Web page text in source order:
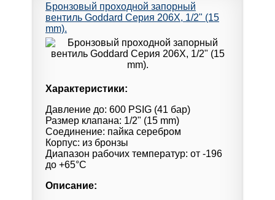
Бронзовый проходной запорный
вентиль Goddard Серия 206X, 1/2" (15
mm).
Характеристики:
Давление до: 600 PSIG (41 бар)
Размер клапана: 1/2" (15 mm)
Соединение: пайка серебром
Корпус: из бронзы
Диапазон рабочих температур: от -196
до +65°С
Описание: